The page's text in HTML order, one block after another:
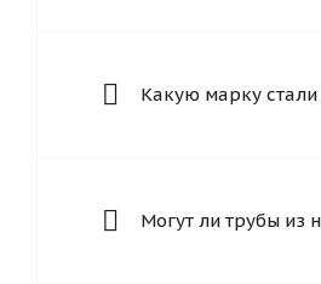
Какую марку стали
Могут ли трубы из